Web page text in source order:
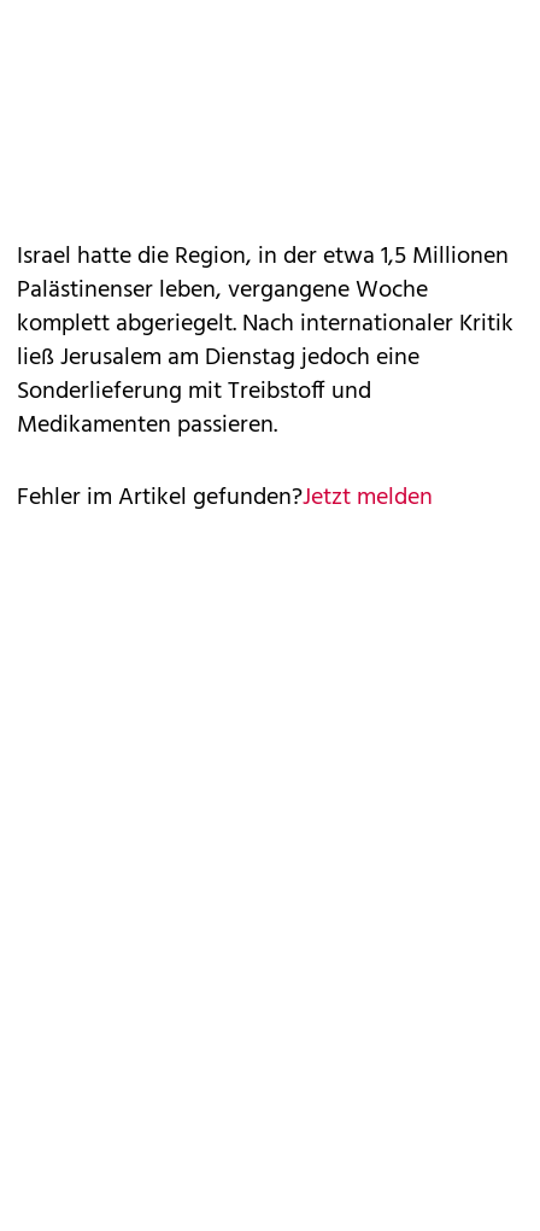
Israel hatte die Region, in der etwa 1,5 Millionen
Palästinenser leben, vergangene Woche
komplett abgeriegelt. Nach internationaler Kritik
ließ Jerusalem am Dienstag jedoch eine
Sonderlieferung mit Treibstoff und
Medikamenten passieren.
Fehler im Artikel gefunden?Jetzt melden